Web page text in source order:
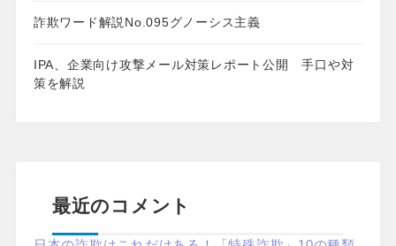
詐欺ワード解説No.095グノーシス主義
IPA、企業向け攻撃メール対策レポート公開 手口や対
策を解説
最近のコメント